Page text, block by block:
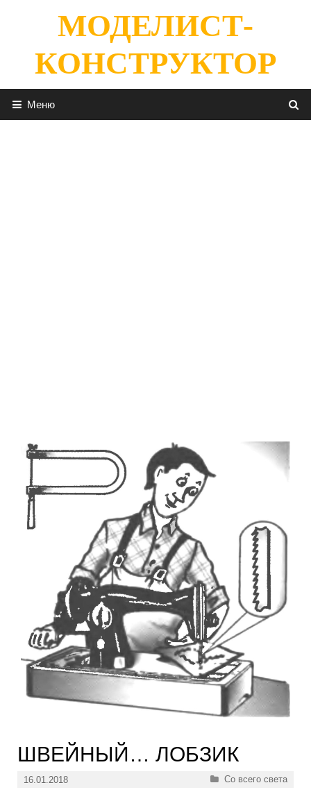
содержимомуМОДЕЛИСТ-
КОНСТРУКТОР
Меню
ШВЕЙНЫЙ… ЛОБЗИК
16.01.2018 Рубрики
Со всего света